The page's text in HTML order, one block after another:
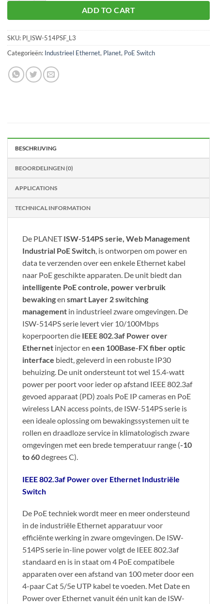
ADD TO CART
SKU: Pl_ISW-514PSF_L3
Categorieën: Industrieel Ethernet, Planet, PoE Switch
BESCHRIJVING
BEOORDELINGEN (0)
APPLICATIONS
TECHNICAL INFORMATION
De PLANETISW-514PS serie, Web Management
Industrial PoE Switch, is ontworpen om power en
data te verzenden over een enkele Ethernet kabel
naar PoE geschikte apparaten. De unit biedt dan
intelligente PoE controle, power verbruik
bewakingen smart Layer 2 switching
management in industrieel zware omgevingen. De
ISW-514PS serie levert vier 10/100Mbps
koperpoorten die IEEE 802.3af Power over
Ethernet injector en een 100Base-FX fiber optic
interface biedt, geleverd in een robuste IP30
behuizing. De unit ondersteunt tot wel 15.4-watt
power per poort voor ieder op afstand IEEE 802.3af
gevoed apparaat (PD) zoals PoE IP cameras en PoE
wireless LAN access points, de ISW-514PS serie is
een ideale oplossing om bewakingssystemen uit te
rollen en draadloze service in klimatologisch zware
omgevingen met een brede temperatuur range (-10
to 60degrees C).
IEEE 802.3af Power over Ethernet Industriële
Switch
De PoE techniek wordt meer en meer ondersteund
in de industriële Ethernet apparatuur voor
efficiënte werking in zware omgevingen. De ISW-
514PS serie in-line power volgt de IEEE 802.3af
standaard en is in staat om 4 PoE compatibele
apparaten over een afstand van 100 meter door een
4-paar Cat 5/5e UTP kabel te voeden. Met Date en
Power over Ethernet vanuit één unit kan de ISW-